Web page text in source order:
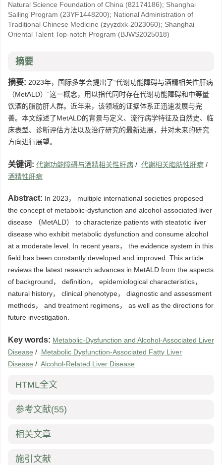
Natural Science Foundation of China (82174186); Shanghai
Sailing Program (23YF1448200); National Administration of
Traditional Chinese Medicine (zyyzdxk-2023060); Shanghai
Oriental Talent Top-notch Program (BJWS2025018)
摘要
摘要: 2023年，国际多学会提出了“代谢功能障碍与酒精相关性肝病
（MetALD）”这一概念，用以指代同时存在代谢功能障碍和中等量
饮酒的脂肪肝人群。近年来，该领域的证据体系正迅速发展与完
善。本文综述了MetALD的背景与定义、流行病学特征及自然史、临
床表型、诊断评估方法以及治疗研究的最新进展，并对未来的研究
方向进行展望。
关键词: 代谢功能障碍与酒精相关性肝病 / 代谢相关脂肪性肝病 /
酒精性肝病
Abstract: In 2023， multiple international societies proposed
the concept of metabolic-dysfunction and alcohol-associated liver
disease （MetALD） to characterize patients with steatotic liver
disease who exhibit metabolic dysfunction and consume alcohol
at a moderate level. In recent years， the evidence system in this
field has been constantly developed and improved. This article
reviews the latest research advances in MetALD from the aspects
of background， definition， epidemiological characteristics，
natural history， clinical phenotype， diagnostic and assessment
methods， and treatment regimens， as well as the directions for
future investigation.
Key words: Metabolic-Dysfunction and Alcohol-Associated Liver
Disease / Metabolic Dysfunction-Associated Fatty Liver
Disease / Alcohol-Related Liver Disease
HTML全文
参考文献(55)
相关文章
施引文献